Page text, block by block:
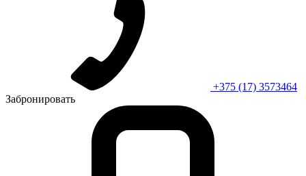
+375 (17) 3573464
Забронировать